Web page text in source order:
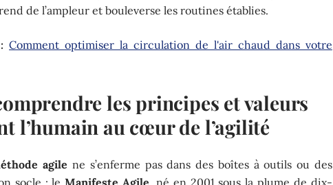
de l’ampleur et bouleverse les routines établies.
Comment optimiser la circulation de l'air chaud dans votre
les principes et valeurs
l’humain au cœur de l’agilité
agile ne s’enferme pas dans des boîtes à outils ou des
socle : leManifeste Agile, né en 2001 sous la plume de dix-